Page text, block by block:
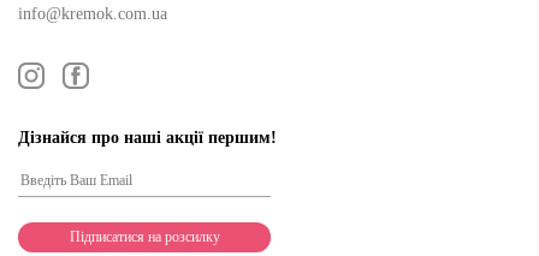
info@kremok.com.ua
Дізнайся про наші акції першим!